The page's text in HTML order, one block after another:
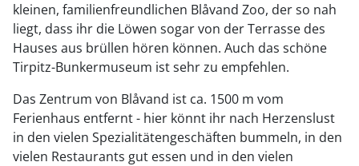
kleinen, familienfreundlichen Blåvand Zoo, der so nah
liegt, dass ihr die Löwen sogar von der Terrasse des
Hauses aus brüllen hören können. Auch das schöne
Tirpitz-Bunkermuseum ist sehr zu empfehlen.
Das Zentrum von Blåvand ist ca. 1500 m vom
Ferienhaus entfernt - hier könnt ihr nach Herzenslust
in den vielen Spezialitätengeschäften bummeln, in den
vielen Restaurants gut essen und in den vielen